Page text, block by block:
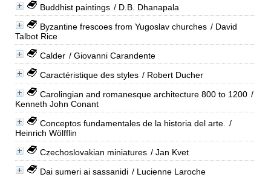
Buddhist paintings / D.B. Dhanapala
Byzantine frescoes from Yugoslav churches / David
Talbot Rice
Calder / Giovanni Carandente
Caractéristique des styles / Robert Ducher
Carolingian and romanesque architecture 800 to 1200 /
Kenneth John Conant
Conceptos fundamentales de la historia del arte.
/
Heinrich Wölfflin
Czechoslovakian miniatures / Jan Kvet
Dai sumeri ai sassanidi / Lucienne Laroche